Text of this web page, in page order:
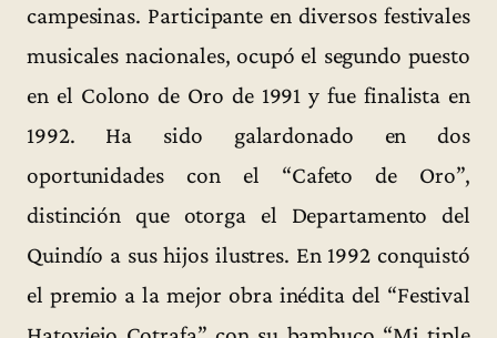
campesinas. Participante en diversos festivales
musicales nacionales, ocupó el segundo puesto
en el Colono de Oro de 1991 y fue finalista en
1992. Ha sido galardonado en dos
oportunidades con el “Cafeto de Oro”,
distinción que otorga el Departamento del
Quindío a sus hijos ilustres. En 1992 conquistó
el premio a la mejor obra inédita del “Festival